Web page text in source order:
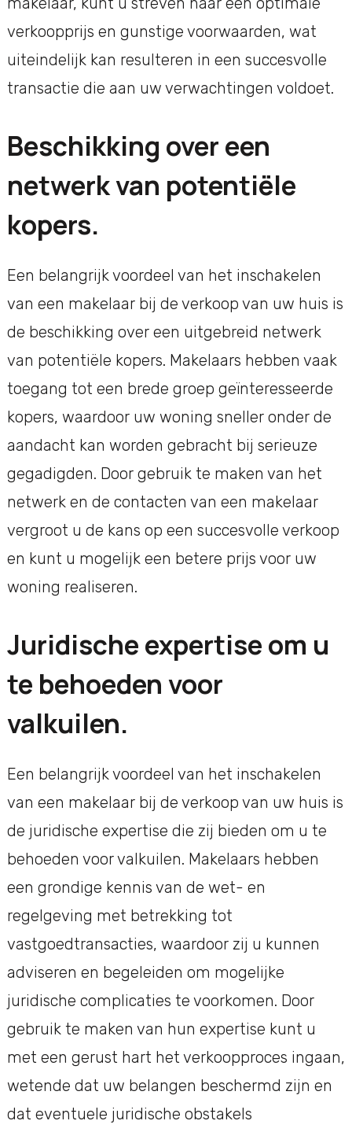
verkoopprijs en gunstige voorwaarden, wat
uiteindelijk kan resulteren in een succesvolle
transactie die aan uw verwachtingen voldoet.
Beschikking over een
netwerk van potentiële
kopers.
Een belangrijk voordeel van het inschakelen
van een makelaar bij de verkoop van uw huis is
de beschikking over een uitgebreid netwerk
van potentiële kopers. Makelaars hebben vaak
toegang tot een brede groep geïnteresseerde
kopers, waardoor uw woning sneller onder de
aandacht kan worden gebracht bij serieuze
gegadigden. Door gebruik te maken van het
netwerk en de contacten van een makelaar
vergroot u de kans op een succesvolle verkoop
en kunt u mogelijk een betere prijs voor uw
woning realiseren.
Juridische expertise om u
te behoeden voor
valkuilen.
Een belangrijk voordeel van het inschakelen
van een makelaar bij de verkoop van uw huis is
de juridische expertise die zij bieden om u te
behoeden voor valkuilen. Makelaars hebben
een grondige kennis van de wet- en
regelgeving met betrekking tot
vastgoedtransacties, waardoor zij u kunnen
adviseren en begeleiden om mogelijke
juridische complicaties te voorkomen. Door
gebruik te maken van hun expertise kunt u
met een gerust hart het verkoopproces ingaan,
wetende dat uw belangen beschermd zijn en
dat eventuele juridische obstakels